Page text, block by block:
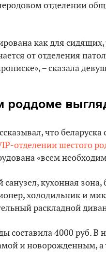
отделении
как для
от отделения
– сказала
роддоме
что беларуска
отделении шестого
«всем
санузел, кухонная
холодильник и
раскладной
составила 4000 руб. В
и новорожденным, а